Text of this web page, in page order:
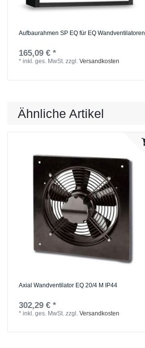
Aufbaurahmen SP EQ für EQ Wandventilatoren
165,09 € *
*inkl. ges. MwSt. zzgl.Versandkosten
Ähnliche Artikel
Axial Wandventilator EQ 20/4 M IP44
302,29 € *
*inkl. ges. MwSt. zzgl.Versandkosten